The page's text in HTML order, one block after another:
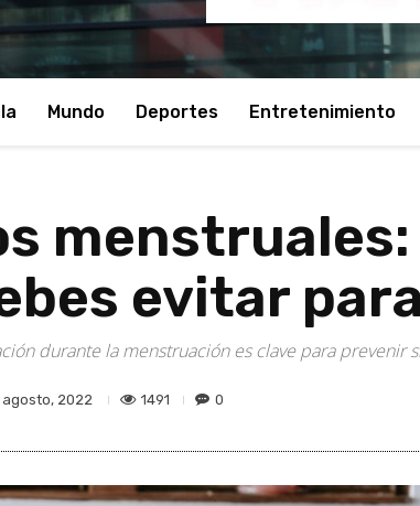
Mundo Deportes Entretenimiento
evitar
durante la menstruación es clave para prevenir
agosto, 2022 1491 0